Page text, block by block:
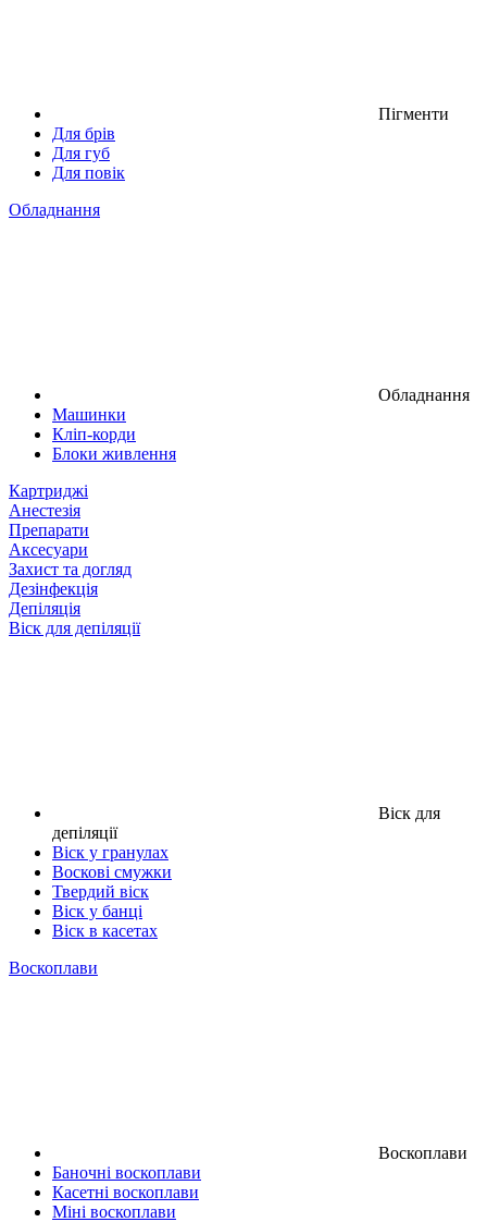
Пігменти
Для брів
Для губ
Для повік
Обладнання
Обладнання
Машинки
Кліп-корди
Блоки живлення
Картриджі
Анестезія
Препарати
Аксесуари
Захист та догляд
Дезінфекція
Депіляція
Віск для депіляції
Віск для
депіляції
Віск у гранулах
Воскові смужки
Твердий віск
Віск у банці
Віск в касетах
Воскоплави
Воскоплави
Баночні воскоплави
Касетні воскоплави
Міні воскоплави